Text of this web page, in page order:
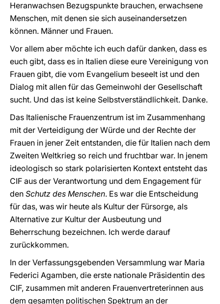
Heranwachsen Bezugspunkte brauchen, erwachsene
Menschen, mit denen sie sich auseinandersetzen
können. Männer und Frauen.
Vor allem aber möchte ich euch dafür danken, dass es
euch gibt, dass es in Italien diese eure Vereinigung von
Frauen gibt, die vom Evangelium beseelt ist und den
Dialog mit allen für das Gemeinwohl der Gesellschaft
sucht. Und das ist keine Selbstverständlichkeit. Danke.
Das Italienische Frauenzentrum ist im Zusammenhang
mit der Verteidigung der Würde und der Rechte der
Frauen in jener Zeit entstanden, die für Italien nach dem
Zweiten Weltkrieg so reich und fruchtbar war. In jenem
ideologisch so stark polarisierten Kontext entsteht das
CIF aus der Verantwortung und dem Engagement für
den Schutz des Menschen. Es war die Entscheidung
für das, was wir heute als Kultur der Fürsorge, als
Alternative zur Kultur der Ausbeutung und
Beherrschung bezeichnen. Ich werde darauf
zurückkommen.
In der Verfassungsgebenden Versammlung war Maria
Federici Agamben, die erste nationale Präsidentin des
CIF, zusammen mit anderen Frauenvertreterinnen aus
dem gesamten politischen Spektrum an der